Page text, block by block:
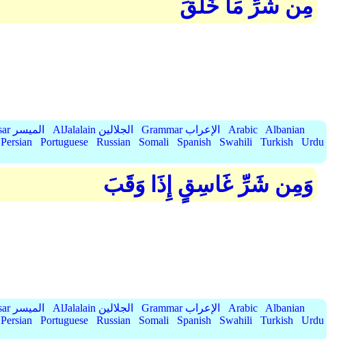
مِن شَرِّ مَا خَلَقَ
AlMuyassar الميسر AlJalalain الجلالين Grammar الإعراب Arabic
Albanian
Persian Portuguese Russian Somali Spanish Swahili Turkish
Urdu
وَمِن شَرِّ غَاسِقٍ إِذَا وَقَبَ
AlMuyassar الميسر AlJalalain الجلالين Grammar الإعراب Arabic
Albanian
Persian Portuguese Russian Somali Spanish Swahili Turkish
Urdu